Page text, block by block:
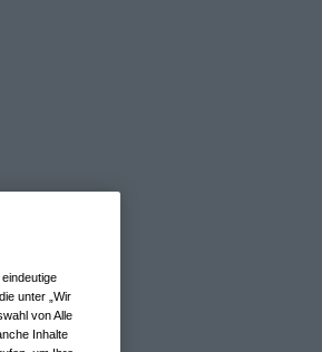
unter „Wir
von Alle
Inhalte